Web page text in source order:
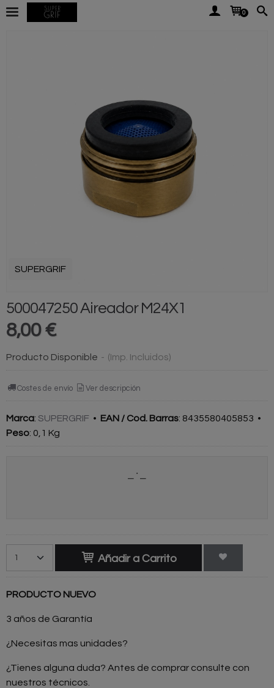
0
SUPERGRIF
500047250 Aireador M24X1
8,00 €
Producto Disponible - (Imp. Incluidos)
Costes de envío Ver descripción
Marca: SUPERGRIF • EAN / Cod. Barras: 8435580405853 •
Peso: 0,1 Kg
Añadir a Carrito
PRODUCTO NUEVO
3 años de Garantía
¿Necesitas mas unidades?
¿Tienes alguna duda? Antes de comprar consulte con
nuestros técnicos.